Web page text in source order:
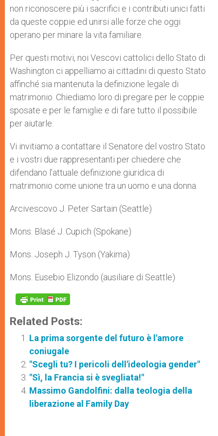
non riconoscere più i sacrifici e i contributi unici fatti
da queste coppie ed unirsi alle forze che oggi
operano per minare la vita familiare.
Per questi motivi, noi Vescovi cattolici dello Stato di
Washington ci appelliamo ai cittadini di questo Stato
affinché sia mantenuta la definizione legale di
matrimonio. Chiediamo loro di pregare per le coppie
sposate e per le famiglie e di fare tutto il possibile
per aiutarle.
Vi invitiamo a contattare il Senatore del vostro Stato
e i vostri due rappresentanti per chiedere che
difendano l’attuale definizione giuridica di
matrimonio come unione tra un uomo e una donna.
Arcivescovo J. Peter Sartain (Seattle)
Mons. Blasé J. Cupich (Spokane)
Mons. Joseph J. Tyson (Yakima)
Mons. Eusebio Elizondo (ausiliare di Seattle)
Related Posts:
La prima sorgente del futuro è l'amore
coniugale
"Scegli tu? I pericoli dell'ideologia gender"
"Sì, la Francia si è svegliata!"
Massimo Gandolfini: dalla teologia della
liberazione al Family Day